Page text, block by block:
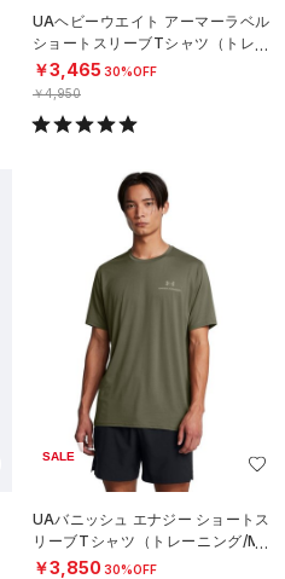
UAヘビーウエイト アーマーラベル
ショートスリーブTシャツ（トレー
ニング/MEN）
￥3,465 30%OFF
￥4,950
SALE
UAバニッシュ エナジー ショートス
リーブTシャツ（トレーニング/ME
N）
￥3,850 30%OFF